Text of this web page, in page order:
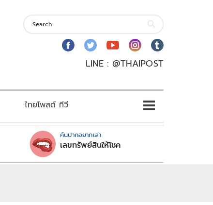
LINE : @THAIPOST
ไทยโพสต์ ทีวี
คันปากอยากเล่า
เลขทรัพย์สินให้โชค